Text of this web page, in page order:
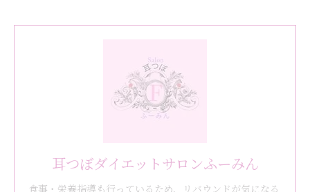
耳つぼダイエットサロンふーみん
食事・栄養指導も行っているため、リバウンドが気になる